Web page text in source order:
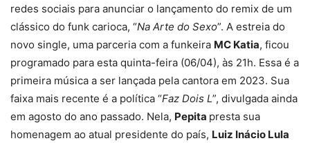
redes sociais para anunciar o lançamento do remix de um
clássico do funk carioca, “Na Arte do Sexo”. A estreia do
novo single, uma parceria com a funkeira MC Katia, ficou
programado para esta quinta-feira (06/04), às 21h. Essa é a
primeira música a ser lançada pela cantora em 2023. Sua
faixa mais recente é a política “Faz Dois L”, divulgada ainda
em agosto do ano passado. Nela, Pepita presta sua
homenagem ao atual presidente do país, Luiz Inácio Lula